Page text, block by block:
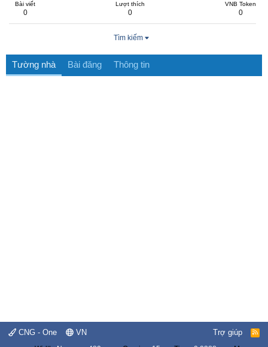
Bài viết
0
Lượt thích
0
VNB Token
0
Tìm kiếm
Tường nhà Bài đăng Thông tin
CNG - One VN Trợ giúp
R